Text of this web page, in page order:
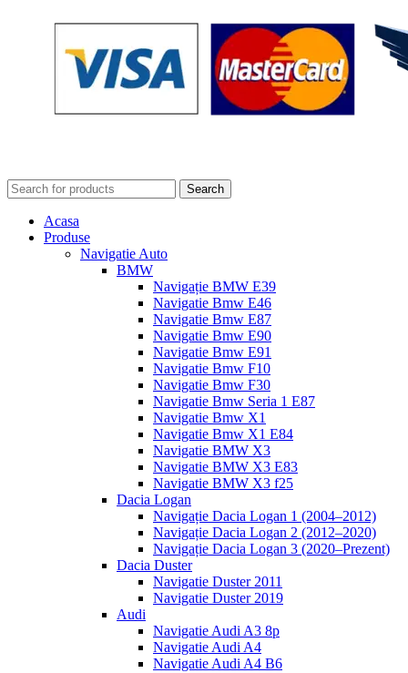
Search
Acasa
Produse
Navigatie Auto
BMW
Navigație BMW E39
Navigatie Bmw E46
Navigatie Bmw E87
Navigatie Bmw E90
Navigatie Bmw E91
Navigatie Bmw F10
Navigatie Bmw F30
Navigatie Bmw Seria 1 E87
Navigatie Bmw X1
Navigatie Bmw X1 E84
Navigatie BMW X3
Navigatie BMW X3 E83
Navigatie BMW X3 f25
Dacia Logan
Navigație Dacia Logan 1 (2004–2012)
Navigație Dacia Logan 2 (2012–2020)
Navigație Dacia Logan 3 (2020–Prezent)
Dacia Duster
Navigatie Duster 2011
Navigatie Duster 2019
Audi
Navigatie Audi A3 8p
Navigatie Audi A4
Navigatie Audi A4 B6